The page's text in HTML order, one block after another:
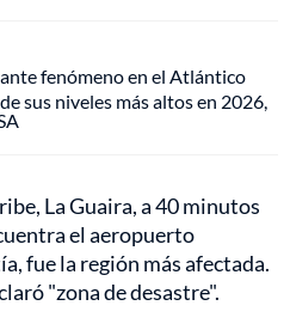
fenómeno en el Atlántico
sus niveles más altos en 2026,
La Guaira, a 40 minutos
el aeropuerto
fue la región más afectada.
"zona de desastre".